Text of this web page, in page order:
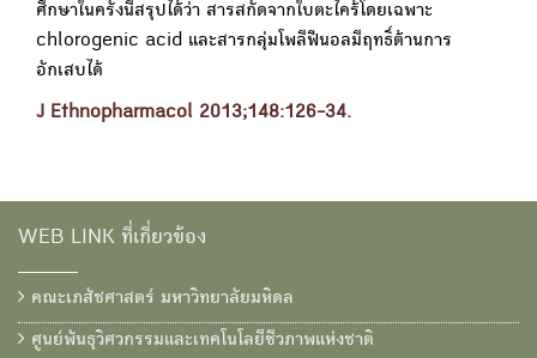
ศึกษาในครั้งนี้สรุปได้ว่า สารสกัดจากใบตะไคร้โดยเฉพาะ
chlorogenic acid และสารกลุ่มโพลีฟีนอลมีฤทธิ์ต้านการ
อักเสบได้
J Ethnopharmacol 2013;148:126-34.
WEB LINK ที่เกี่ยวข้อง
คณะเภสัชศาสตร์ มหาวิทยาลัยมหิดล
ศูนย์พันธุวิศวกรรมและเทคโนโลยีชีวภาพแห่งชาติ